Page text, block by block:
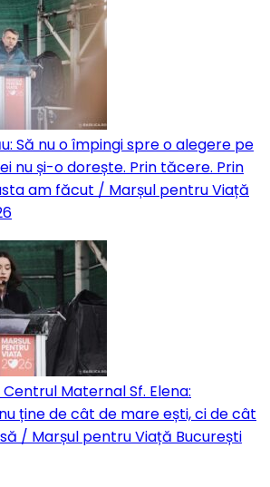
Să nu o împingi spre o alegere pe
nu și-o dorește. Prin tăcere. Prin
am făcut / Marșul pentru Viață
Maternal Sf. Elena:
ține de cât de mare ești, ci de cât
/ Marșul pentru Viață București